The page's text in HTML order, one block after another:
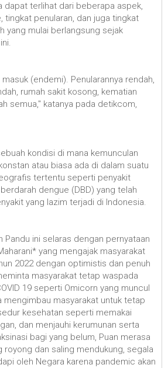
dapat terlihat dari beberapa aspek,
tingkat penularan, dan juga tingkat
yang mulai berlangsung sejak
(endemi). Penularannya rendah,
rumah sakit kosong, kematian
semua," katanya pada detikcom,
kondisi di mana kemunculan
atau biasa ada di dalam suatu
tertentu seperti penyakit
dengue (DBD) yang telah
yang lazim terjadi di Indonesia.
Pandu ini selaras dengan pernyataan
yang mengajak masyarakat
2022 dengan optimistis dan penuh
masyarakat tetap waspada
19 seperti Omicorn yang muncul
mengimbau masyarakat untuk tetap
kesehatan seperti memakai
dan menjauhi kerumunan serta
bagi yang belum, Puan merasa
royong dan saling mendukung, segala
oleh Negara karena pandemic akan